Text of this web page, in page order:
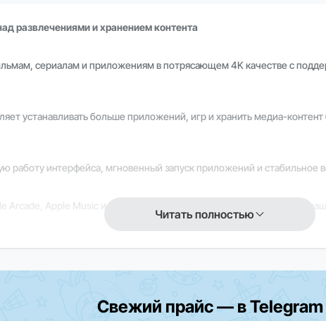
развлечениями и хранением контента
сериалам и приложениям в потрясающем 4K качестве с
устанавливать больше приложений, игр и хранить медиа-
интерфейса, мгновенный запуск приложений и стабильное
Arcade, Apple Music и популярным стриминговым сервисам,
Читать полностью
Свежий прайс — в Telegram